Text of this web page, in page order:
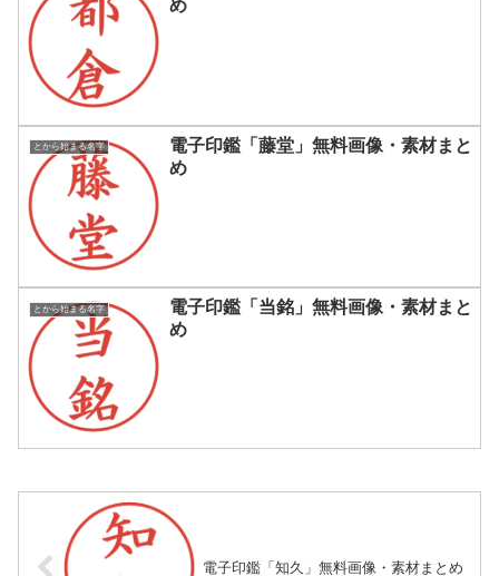
め
とから始まる名字
電子印鑑「藤堂」無料画像・素材まと
め
とから始まる名字
電子印鑑「当銘」無料画像・素材まと
め
電子印鑑「知久」無料画像・素材まとめ